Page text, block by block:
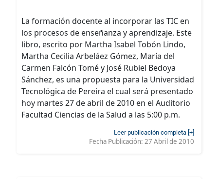
La formación docente al incorporar las TIC en
los procesos de enseñanza y aprendizaje. Este
libro, escrito por Martha Isabel Tobón Lindo,
Martha Cecilia Arbeláez Gómez, María del
Carmen Falcón Tomé y José Rubiel Bedoya
Sánchez, es una propuesta para la Universidad
Tecnológica de Pereira el cual será presentado
hoy martes 27 de abril de 2010 en el Auditorio
Facultad Ciencias de la Salud a las 5:00 p.m.
Leer publicación completa [+]
Fecha Publicación: 27 Abril de 2010